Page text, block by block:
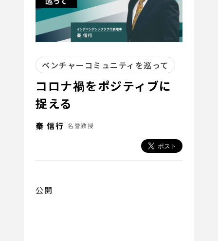
ベンチャーコミュニティを巡って
コロナ禍をポジティブに
捉える
秦 信行 名誉教授
公開